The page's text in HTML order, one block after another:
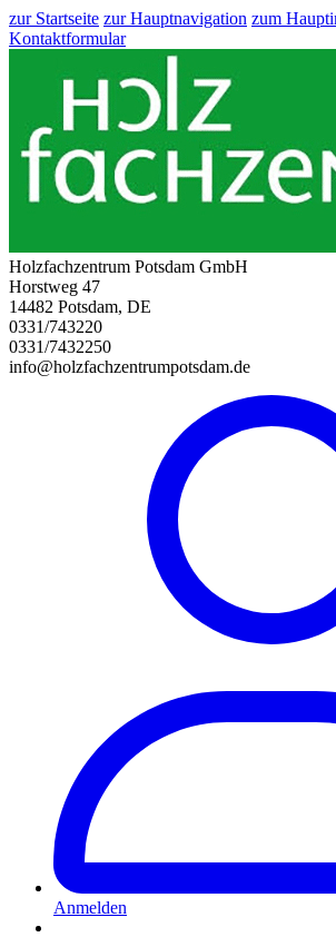
zur Startseite zur Hauptnavigation zum
Kontaktformular
Holzfachzentrum Potsdam GmbH
Horstweg 47
14482 Potsdam, DE
0331/743220
0331/7432250
info@holzfachzentrumpotsdam.de
Anmelden